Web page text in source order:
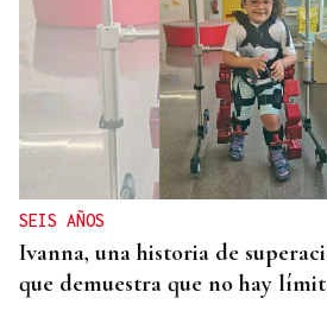
SEIS AÑOS
Ivanna, una historia de
que demuestra que no hay